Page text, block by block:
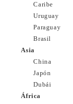
Caribe
Uruguay
Paraguay
Brasil
Asia
China
Japón
Dubái
África